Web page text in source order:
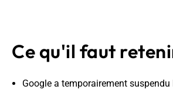
Ce qu'il faut
Google a temporairement